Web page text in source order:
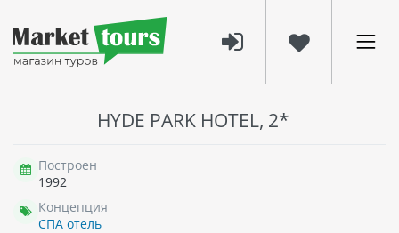
HYDE PARK HOTEL, 2*
Построен
1992
Концепция
СПА отель